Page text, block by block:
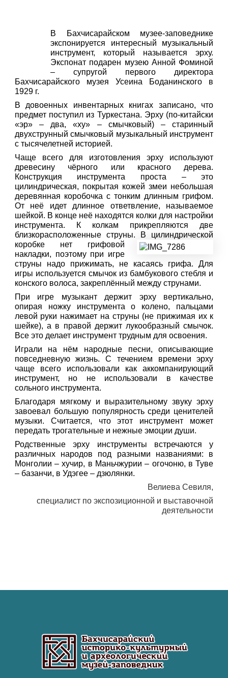
В Бахчисарайском музее-заповеднике
экспонируется интересный музыкальный
инструмент, который называется эрху.
Экспонат подарен музею Анной Фоминой
– супругой первого директора
Бахчисарайского музея Усеина Боданинского в
1929 г.
В довоенных инвентарных книгах записано, что
предмет поступил из Туркестана. Эрху (по-китайски
«эр» – два, «ху» – смычковый) – старинный
двухструнный смычковый музыкальный инструмент
с тысячелетней историей.
Чаще всего для изготовления эрху используют
древесину чёрного или красного дерева.
Конструкция инструмента проста – это
цилиндрическая, покрытая кожей змеи небольшая
деревянная коробочка с тонким длинным грифом.
От неё идет длинное ответвление, называемое
шейкой. В конце неё находятся колки для настройки
инструмента. К колкам прикрепляются две
близкорасположенные струны. В цилиндрической
коробке нет грифовой
накладки, поэтому при игре
струны надо прижимать, не касаясь грифа. Для
игры используется смычок из бамбукового стебля и
конского волоса, закреплённый между струнами.
При игре музыкант держит эрху вертикально,
опирая ножку инструмента о колено, пальцами
левой руки нажимает на струны (не прижимая их к
шейке), а в правой держит лукообразный смычок.
Все это делает инструмент трудным для освоения.
Играли на нём народные песни, описывающие
повседневную жизнь. С течением времени эрху
чаще всего использовали как аккомпанирующий
инструмент, но не использовали в качестве
сольного инструмента.
Благодаря мягкому и выразительному звуку эрху
завоевал большую популярность среди ценителей
музыки. Считается, что этот инструмент может
передать трогательные и нежные эмоции души.
Родственные эрху инструменты встречаются у
различных народов под разными названиями: в
Монголии – хучир, в Маньчжурии – огочоню, в Туве
– базанчи, в Удэгее – дзюлянки.
Велиева Севиля,
специалист по экспозиционной и выставочной
деятельности